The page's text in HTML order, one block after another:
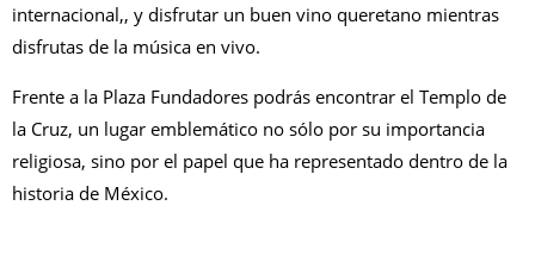
internacional,, y disfrutar un buen vino queretano mientras
disfrutas de la música en vivo.
Frente a la Plaza Fundadores podrás encontrar el Templo de
la Cruz, un lugar emblemático no sólo por su importancia
religiosa, sino por el papel que ha representado dentro de la
historia de México.